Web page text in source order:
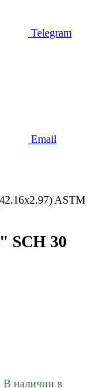
Telegram
Email
ASTM
SCH 30
В наличии в